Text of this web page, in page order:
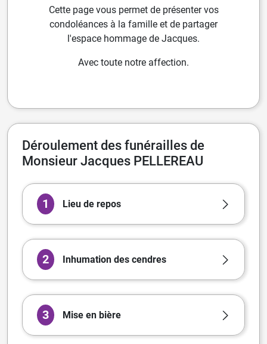
Cette page vous permet de présenter vos
condoléances à la famille et de partager
l'espace hommage de Jacques.
Avec toute notre affection.
Déroulement des funérailles de
Monsieur Jacques PELLEREAU
1 Lieu de repos
2 Inhumation des cendres
3 Mise en bière